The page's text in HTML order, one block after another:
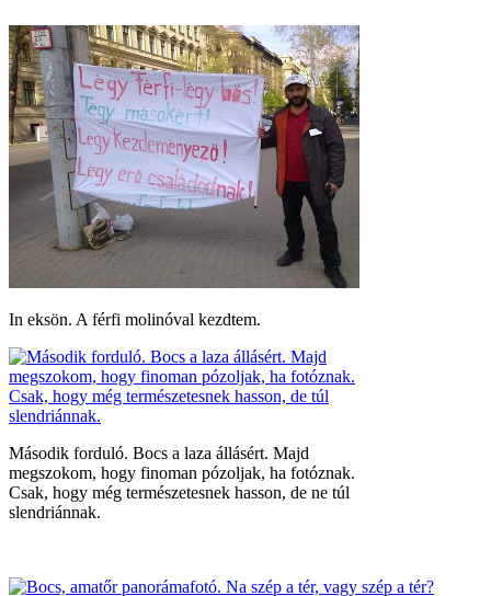
In eksön. A férfi molinóval kezdtem.
Második forduló. Bocs a laza állásért. Majd
megszokom, hogy finoman pózoljak, ha fotóznak.
Csak, hogy még természetesnek hasson, de ne túl
slendriánnak.